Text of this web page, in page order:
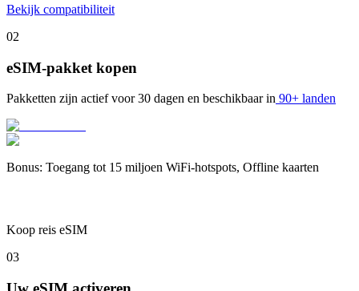
Bekijk compatibiliteit
02
eSIM-pakket kopen
Pakketten zijn actief voor 30 dagen en beschikbaar in 90+ landen
Bonus: Toegang tot 15 miljoen WiFi-hotspots, Offline kaarten
Koop reis eSIM
03